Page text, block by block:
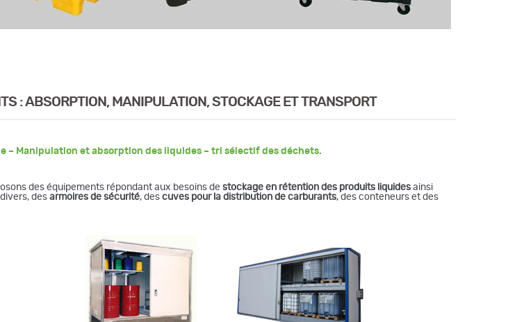
: ABSORPTION, MANIPULATION, STOCKAGE ET TRANSPORT
– Manipulation et absorption des liquides – tri sélectif des déchets.
des équipements répondant aux besoins de stockage en rétention des produits liquides ainsi
des armoires de sécurité, des cuves pour la distribution de carburants, des conteneurs et des